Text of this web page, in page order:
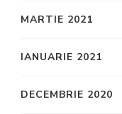
MARTIE 2021
IANUARIE 2021
DECEMBRIE 2020